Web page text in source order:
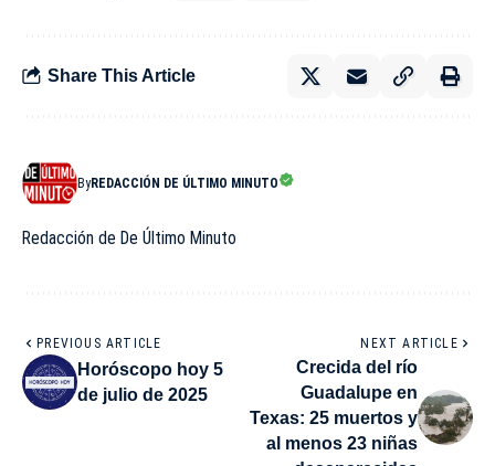
Share This Article
ByREDACCIÓN DE ÚLTIMO MINUTO
Redacción de De Último Minuto
PREVIOUS ARTICLE
Horóscopo hoy 5
de julio de 2025
NEXT ARTICLE
Crecida del río
Guadalupe en
Texas: 25 muertos y
al menos 23 niñas